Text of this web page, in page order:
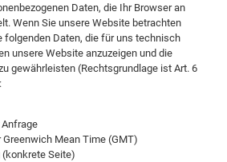
Daten, die Ihr Browser an
Wenn Sie unsere Website betrachten
folgenden Daten, die für uns technisch
unsere Website anzuzeigen und die
gewährleisten (Rechtsgrundlage ist Art. 6
Anfrage
Mean Time (GMT)
Seite)